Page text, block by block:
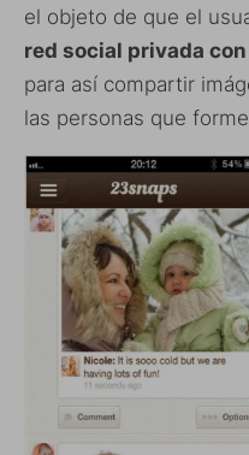
el objeto de que el
red social privada
para así compartir
las personas que